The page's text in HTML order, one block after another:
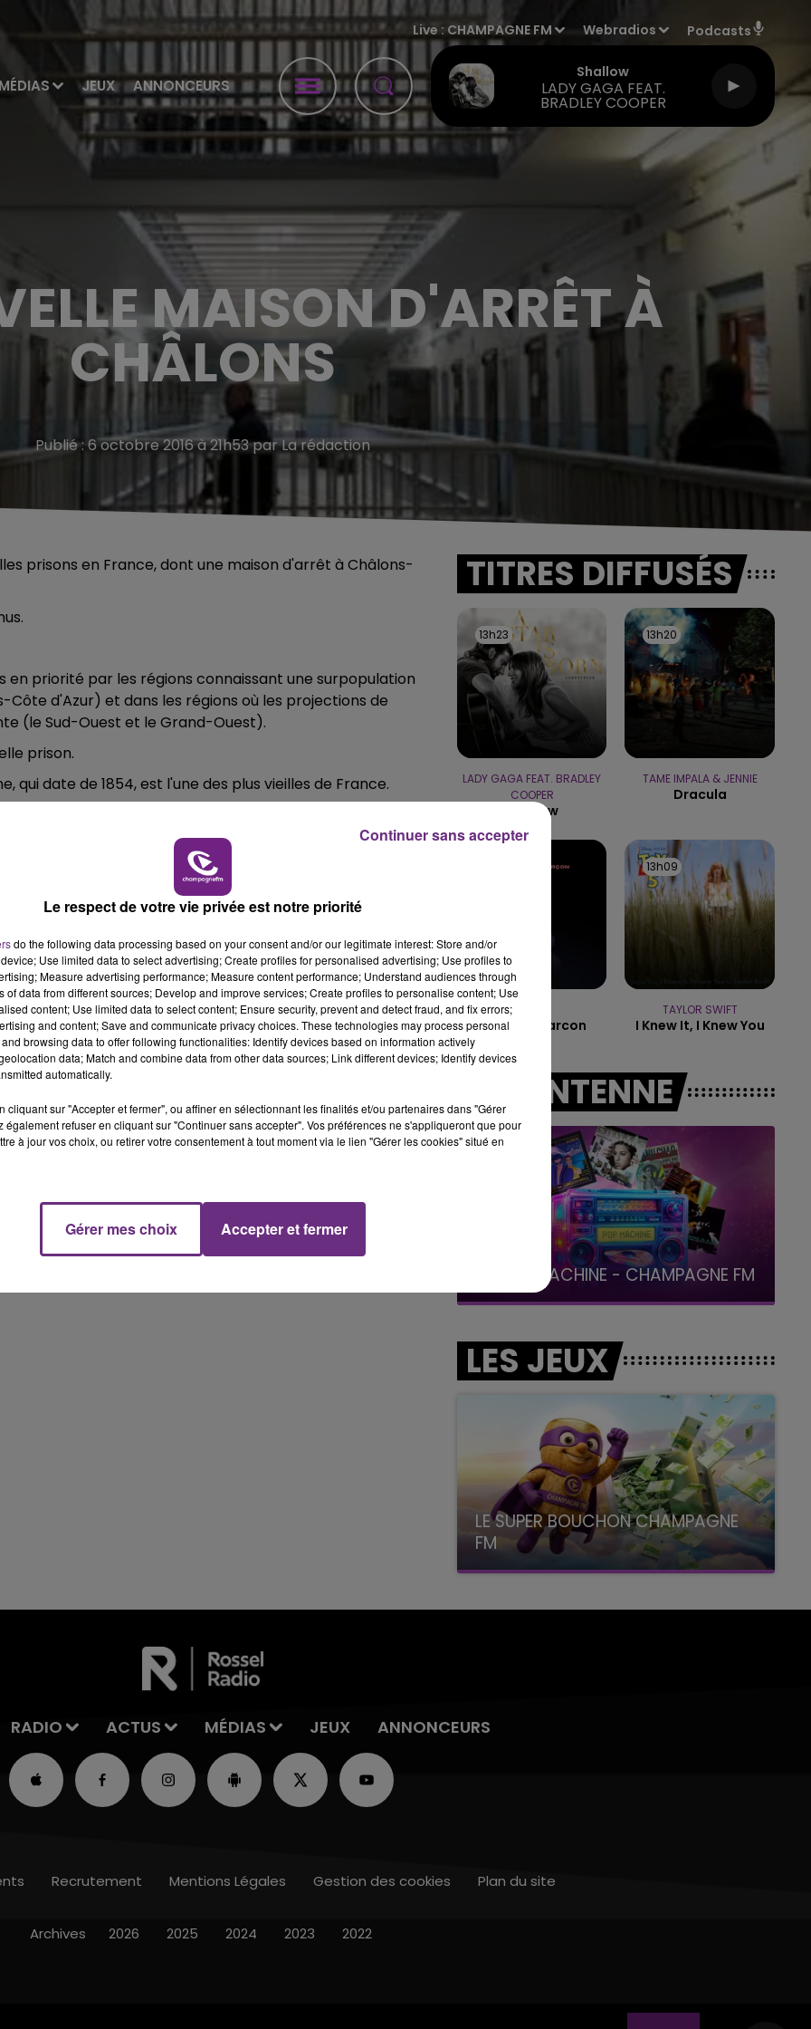
MÉDIAS JEUX ANNONCEURS
Live : CHAMPAGNE FM Webradios Podcasts
Shallow
LADY GAGA FEAT.
BRADLEY COOPER
LA RADIO POP LE CLUB CHAMPAGNE FM
MAISON D'ARRÊT À
CHÂLONS
Publié : 6 octobre 2016 à 21h53 par La rédaction
prisons en France, dont une maison d'arrêt à Châlons-
priorité par les régions connaissant une surpopulation
d'Azur) et dans les régions où les projections de
(le Sud-Ouest et le Grand-Ouest).
prison.
date de 1854, est l'une des plus vieilles de France.
par le ministère de la Justice, en raison de son état de
LE MAGASIN JOUÉCLUB DE REIMS FERME
SES PORTES
C'était l'une des institutions du centre-ville
rémois. Le magasin JouéClub est contraint de
TITRES DIFFUSÉS
13h23
13h23
LADY GAGA FEAT. BRADLEY
COOPER
Shallow
13h20
13h20
TAME IMPALA & JENNIE
Dracula
Mauvais Garcon
13h09
13h09
TAYLOR SWIFT
I Knew It, I Knew You
A L'ANTENNE
15h00 - 19h00
LA POP MACHINE - CHAMPAGNE FM
LES JEUX
LE SUPER BOUCHON CHAMPAGNE
FM
avec La Famille Champagne FM, à 8H10
RADIO ACTUS MÉDIAS JEUX ANNONCEURS
Recrutement Mentions Légales Gestion des cookies Plan du site
Archives 2026 2025 2024 2023 2022
Le respect de votre vie privée est notre priorité
do the following data processing based on your consent and/or our legitimate interest: Store and/or
Use limited data to select advertising; Create profiles for personalised advertising; Use profiles to
Measure advertising performance; Measure content performance; Understand audiences through
of data from different sources; Develop and improve services; Create profiles to personalise content; Use
content; Use limited data to select content; Ensure security, prevent and detect fraud, and fix errors;
and content; Save and communicate privacy choices. These technologies may process personal
browsing data to offer following functionalities: Identify devices based on information actively
data; Match and combine data from other data sources; Link different devices; Identify devices
automatically.
cliquant sur "Accepter et fermer", ou affiner en sélectionnant les finalités et/ou partenaires dans "Gérer
également refuser en cliquant sur "Continuer sans accepter". Vos préférences ne s'appliqueront que pour
à jour vos choix, ou retirer votre consentement à tout moment via le lien "Gérer les cookies" situé en
Gérer mes choix Accepter et fermer
Continuer sans accepter